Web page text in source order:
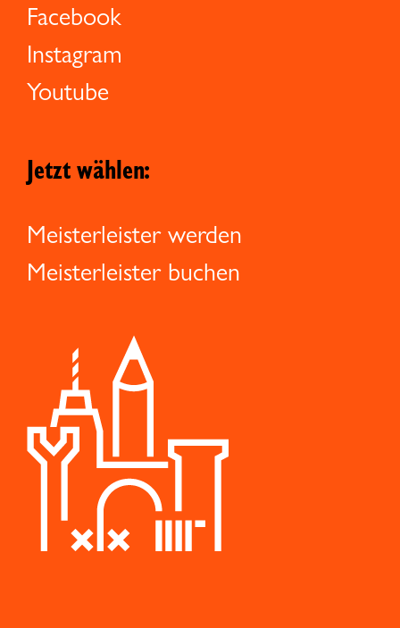
Facebook
Instagram
Youtube
Jetzt wählen:
Meisterleister werden
Meisterleister buchen